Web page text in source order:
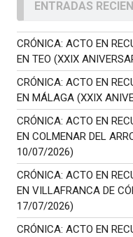
ENTRADAS
CRÓNICA: ACTO EN
EN TEO (XXIX
CRÓNICA: ACTO EN
EN MÁLAGA (XXIX
CRÓNICA: ACTO EN
EN COLMENAR DEL
10/07/2026)
CRÓNICA: ACTO EN
EN VILLAFRANCA DE
17/07/2026)
CRÓNICA: ACTO EN